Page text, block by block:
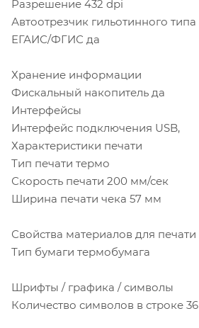
Разрешение 432 dpi
Автоотрезчик гильотинного типа
ЕГАИС/ФГИС да
Хранение информации
Фискальный накопитель да
Интерфейсы
Интерфейс подключения USB,
Характеристики печати
Тип печати термо
Скорость печати 200 мм/сек
Ширина печати чека 57 мм
Свойства материалов для печати
Тип бумаги термобумага
Шрифты / графика / символы
Количество символов в строке 36